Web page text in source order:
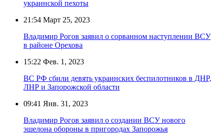
украинской пехоты
21:54 Март 25, 2023
Владимир Рогов заявил о сорванном наступлении ВСУ
в районе Орехова
15:22 Фев. 1, 2023
ВС РФ сбили девять украинских беспилотников в ДНР,
ЛНР и Запорожской области
09:41 Янв. 31, 2023
Владимир Рогов заявил о создании ВСУ нового
эшелона обороны в пригородах Запорожья